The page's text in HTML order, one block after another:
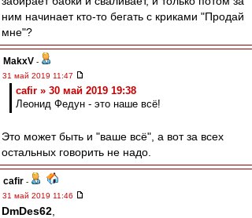
ним начинает кто-то бегать с криками "Продай
мне"?
MakxV -
31 май 2019 11:47
cafir » 30 май 2019 19:38
Леонид Федун - это наше всё!
Это может быть и "ваше всё", а вот за всех
остальных говорить не надо.
cafir -
31 май 2019 11:46
DmDes62